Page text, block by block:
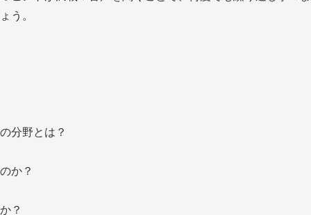
う。
分野とは？
か？
？